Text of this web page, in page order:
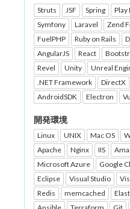
Struts JSF Spring
Symfony
Laravel Zend
FuelPHP
Ruby on Rails
AngularJS
React
Revel
Unity Unreal
.NET Framework
DirectX
AndroidSDK
Electron
開発環境
Linux UNIX Mac OS
Apache
Nginx IIS
Microsoft Azure
Google
Eclipse
Visual Studio
Redis
memcached